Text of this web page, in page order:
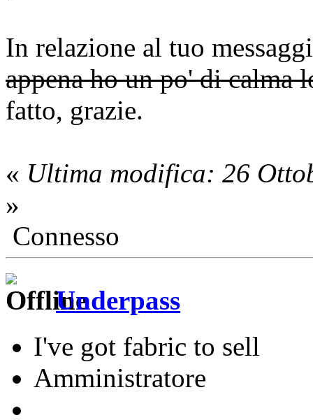
In relazione al tuo
appena ho un po' di calma
fatto, grazie.
« Ultima modifica: 26
»
Connesso
Underpass
I've got fabric to sell
Amministratore